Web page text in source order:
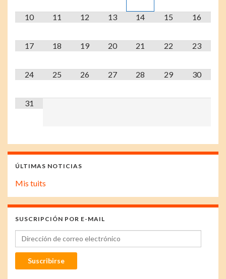
10 11 12 13 14 15 16
17 18 19 20 21 22 23
24 25 26 27 28 29 30
31
ÚLTIMAS NOTICIAS
Mis tuits
SUSCRIPCIÓN POR E-MAIL
Dirección de correo electrónico
Suscribirse